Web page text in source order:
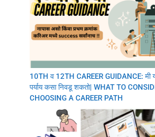
10TH व 12TH CAREER GUIDANCE: मी
पर्याय कसा निवडू शकतो| WHAT TO
CHOOSING A CAREER PATH